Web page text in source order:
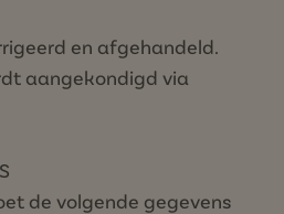
en afgehandeld.
aangekondigd via
de volgende gegevens